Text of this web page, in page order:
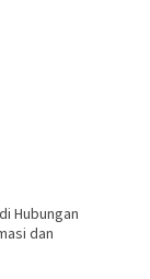
Hubungan
dan